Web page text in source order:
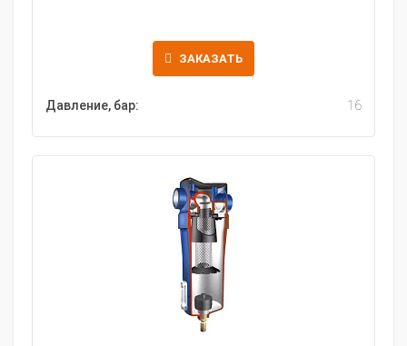
ЗАКАЗАТЬ
Давление, бар: 16